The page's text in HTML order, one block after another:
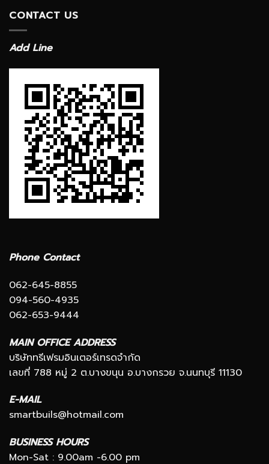
CONTACT US
Add Line
Phone Contact
062-645-8855
094-560-4935
062-653-9444
MAIN OFFICE ADDRESS
บริษัททรีเฟรมอินเตอร์เทรดจำกัด
เลขที่ 788 หมู่ 2 ต.บางขนุน อ.บางกรวย จ.นนทบุรี 11130
E-MAIL
smartbuils@hotmail.com
BUSINESS HOURS
Mon-Sat : 9.00am -6.00 pm